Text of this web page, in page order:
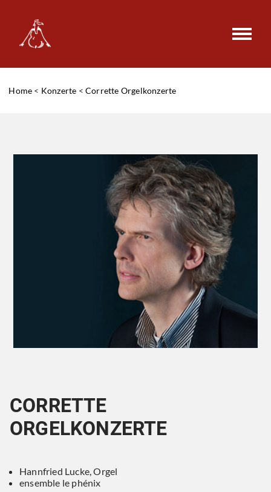
Home < Konzerte <Corrette Orgelkonzerte
CORRETTE
ORGELKONZERTE
Hannfried Lucke, Orgel
ensemble le phénix